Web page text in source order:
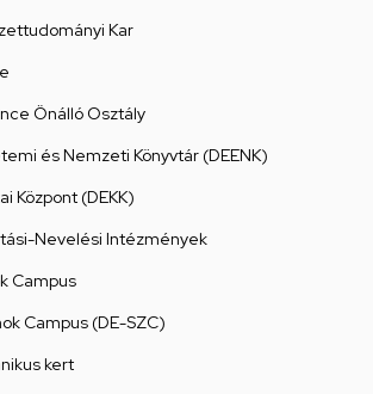
Kar
Önálló Osztály
és Nemzeti Könyvtár (DEENK)
Központ (DEKK)
Nevelési Intézmények
Campus
Campus (DE-SZC)
kert